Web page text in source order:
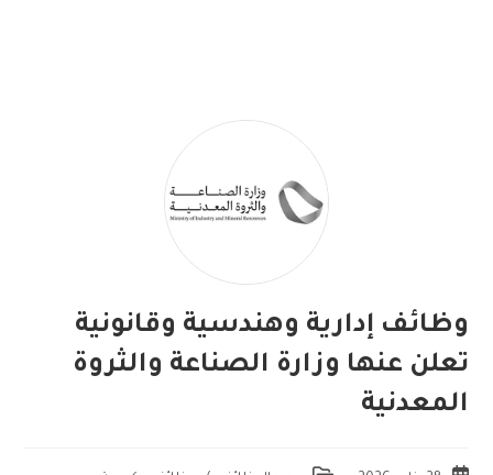
وظائف إدارية وهندسية وقانونية
تعلن عنها وزارة الصناعة والثروة
المعدنية